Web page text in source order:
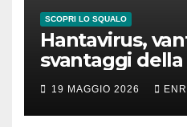
SCOPRI LO SQUALO
Hantavirus,
svantaggi
incubazione
19 MAGGIO 2026